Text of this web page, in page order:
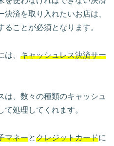
済を取り入れたいお店は、
ことが必須となります。
、 キャッシュレス決済サー
は、数々の種類のキャッシュ
処理してくれます。
マネーとクレジットカードに